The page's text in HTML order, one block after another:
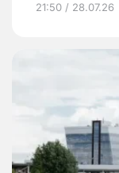
21:50 / 28.07.26